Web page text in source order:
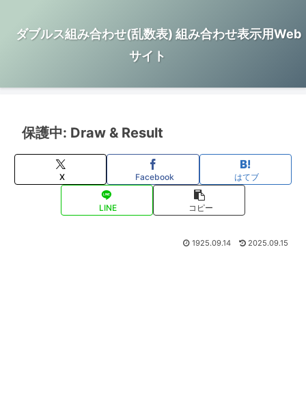
ダブルス組み合わせ(乱数表) 組み合わせ表示用Web
サイト
保護中: Draw & Result
X Facebook はてブ
LINE コピー
1925.09.14 2025.09.15